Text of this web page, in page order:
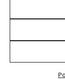
© 2026. Cárnicas